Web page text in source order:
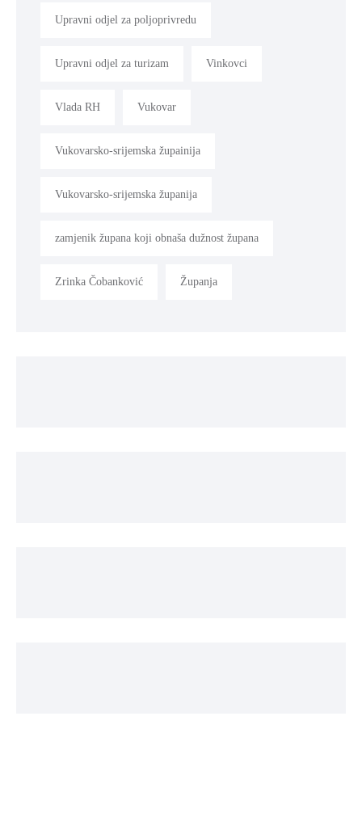
Upravni odjel za poljoprivredu
Upravni odjel za turizam Vinkovci
Vlada RH Vukovar
Vukovarsko-srijemska župainija
Vukovarsko-srijemska županija
zamjenik župana koji obnaša dužnost župana
Zrinka Čobanković Županja